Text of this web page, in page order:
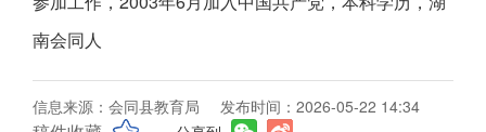
南会同人
信息来源：会同县教育局 发布时间：2026-05-22 14:34